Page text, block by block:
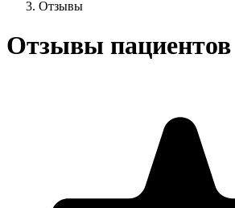
Отзывы
Отзывы пациентов